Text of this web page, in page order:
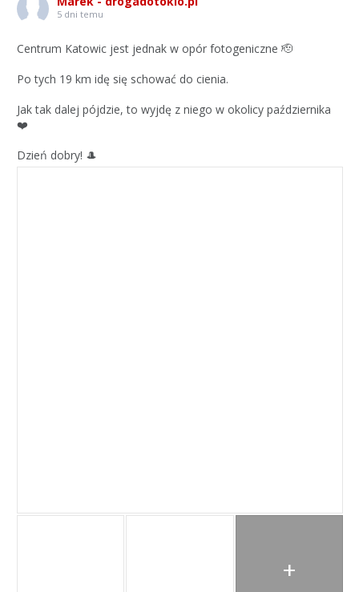
5 dni temu
Centrum Katowic jest jednak w opór fotogeniczne 🫡
Po tych 19 km idę się schować do cienia.
Jak tak dalej pójdzie, to wyjdę z niego w okolicy października
❤️
Dzień dobry! 🎩
+